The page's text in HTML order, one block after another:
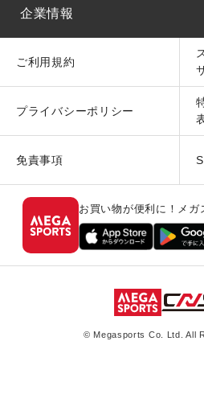
企業情報
ご利用規約
プライバシーポリシー
免責事項
お買い物が便利に！メガ
© Megasports Co. Ltd. All